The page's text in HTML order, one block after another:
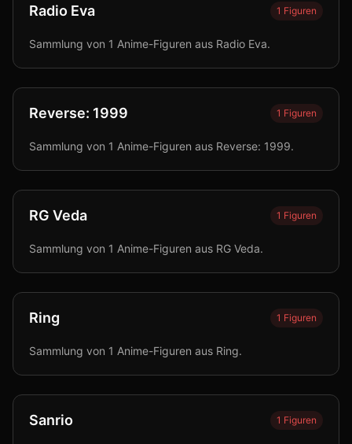
Radio Eva 1 Figuren
Sammlung von 1 Anime-Figuren aus Radio Eva.
Reverse: 1999 1 Figuren
Sammlung von 1 Anime-Figuren aus Reverse: 1999.
RG Veda 1 Figuren
Sammlung von 1 Anime-Figuren aus RG Veda.
Ring 1 Figuren
Sammlung von 1 Anime-Figuren aus Ring.
Sanrio 1 Figuren